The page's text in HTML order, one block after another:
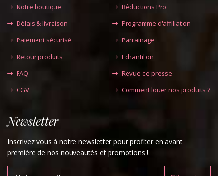
Notre boutique
Délais & livraison
Paiement sécurisé
Retour produits
FAQ
CGV
Réductions Pro
Programme d'affiliation
Parrainage
Echantillon
Revue de presse
Comment louer nos produits ?
Newsletter
Inscrivez vous à notre newsletter pour profiter en avant
première de nos nouveautés et promotions !